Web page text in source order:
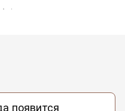
появится